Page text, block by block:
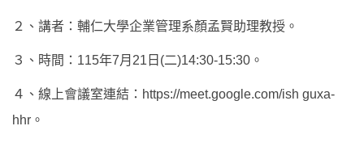
２、講者：輔仁大學企業管理系顏孟賢助理教授。
３、時間：115年7月21日(二)14:30-15:30。
４、線上會議室連結：https://meet.google.com/ish guxa-
hhr。